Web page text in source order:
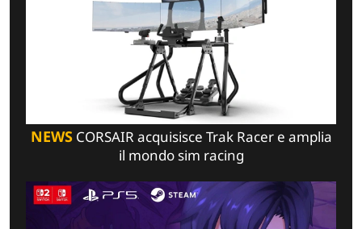
NEWSCORSAIR acquisisce Trak Racer e amplia
il mondo sim racing